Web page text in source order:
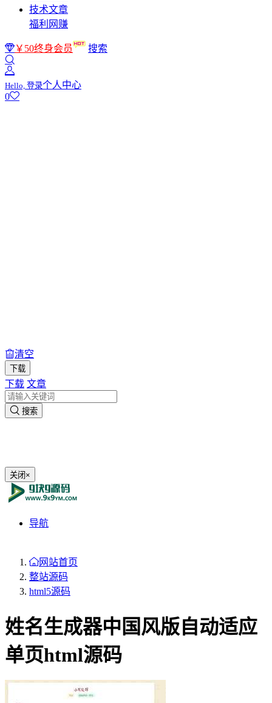
技术文章
福利网赚
￥50终身会员 搜索
Hello, 登录个人中心
0
清空
下载
下载 文章
搜索
关闭 ×
导航
网站首页
整站源码
html5源码
姓名生成器中国风版自动适应
单页html源码